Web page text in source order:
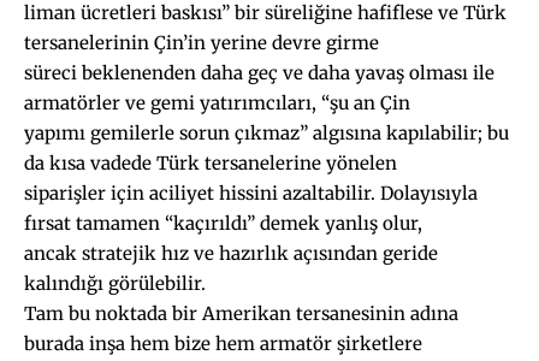
liman ücretleri baskısı” bir süreliğine hafiflese ve Türk
tersanelerinin Çin’in yerine devre girme
süreci beklenenden daha geç ve daha yavaş olması ile
armatörler ve gemi yatırımcıları, “şu an Çin
yapımı gemilerle sorun çıkmaz” algısına kapılabilir; bu
da kısa vadede Türk tersanelerine yönelen
siparişler için aciliyet hissini azaltabilir. Dolayısıyla
fırsat tamamen “kaçırıldı” demek yanlış olur,
ancak stratejik hız ve hazırlık açısından geride
kalındığı görülebilir.
Tam bu noktada bir Amerikan tersanesinin adına
burada inşa hem bize hem armatör şirketlere